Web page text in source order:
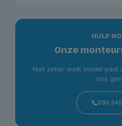
HULP
Onze
Niet zeker welk model past
ons
030 340